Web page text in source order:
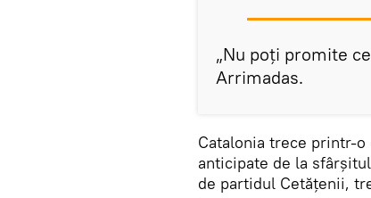
„Nu poți promite
Arrimadas.
Catalonia trece printr-
anticipate de la
de partidul Cetățenii,